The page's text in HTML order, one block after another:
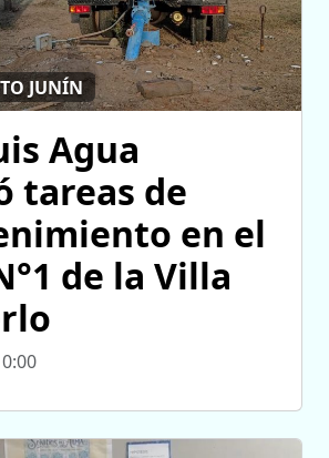
JUNÍN
Agua
tareas de
en el
de la Villa